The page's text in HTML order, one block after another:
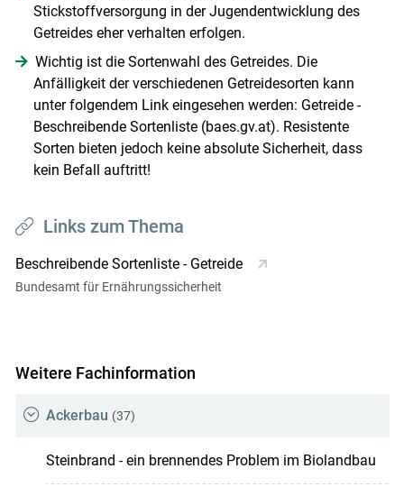
Stickstoffversorgung in der Jugendentwicklung des
Getreides eher verhalten erfolgen.
Wichtig ist die Sortenwahl des Getreides. Die
Anfälligkeit der verschiedenen Getreidesorten kann
unter folgendem Link eingesehen werden: Getreide -
Beschreibende Sortenliste (baes.gv.at). Resistente
Sorten bieten jedoch keine absolute Sicherheit, dass
kein Befall auftritt!
Links zum Thema
Beschreibende Sortenliste - Getreide
Bundesamt für Ernährungssicherheit
Weitere Fachinformation
Ackerbau (37)
Steinbrand - ein brennendes Problem im Biolandbau